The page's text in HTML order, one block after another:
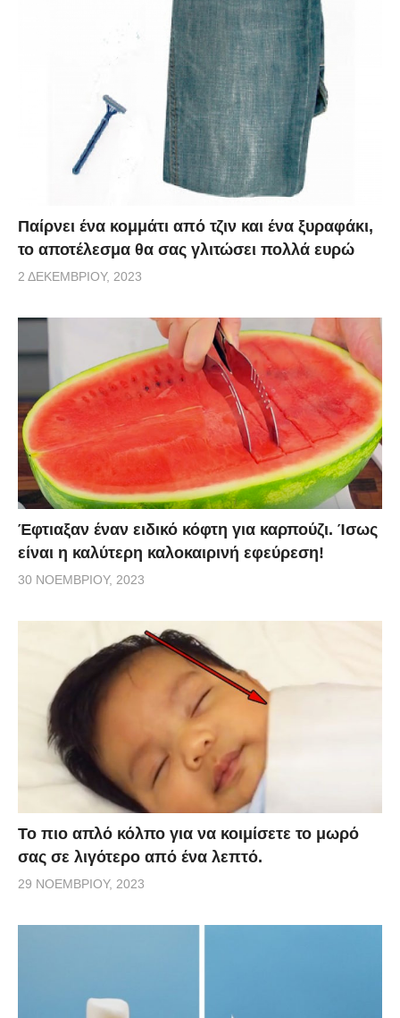
Παίρνει ένα κομμάτι από τζιν και ένα ξυραφάκι,
το αποτέλεσμα θα σας γλιτώσει πολλά ευρώ
2 ΔΕΚΕΜΒΡΊΟΥ, 2023
Έφτιαξαν έναν ειδικό κόφτη για καρπούζι. Ίσως
είναι η καλύτερη καλοκαιρινή εφεύρεση!
30 ΝΟΕΜΒΡΊΟΥ, 2023
Το πιο απλό κόλπο για να κοιμίσετε το μωρό
σας σε λιγότερο από ένα λεπτό.
29 ΝΟΕΜΒΡΊΟΥ, 2023